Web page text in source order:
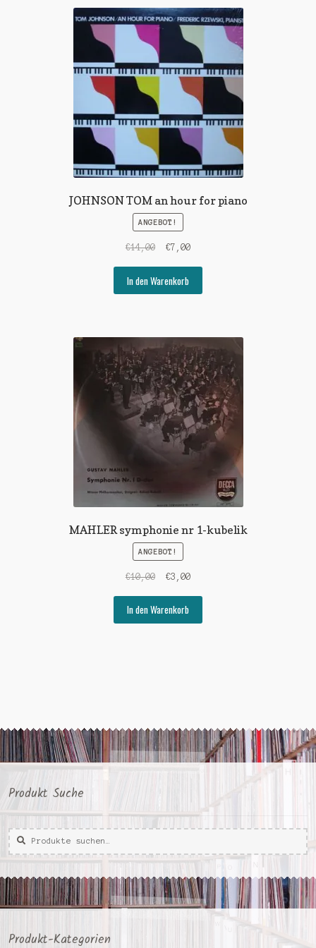
JOHNSON TOM an hour for piano
ANGEBOT!
€14,00
Ursprünglicher
war:
€14,00
€7,00Aktueller
€7,00.
In den Warenkorb
MAHLER symphonie nr 1-kubelik
ANGEBOT!
€10,00
Ursprünglicher
war:
€10,00
€3,00Aktueller
€3,00.
In den Warenkorb
Produkt Suche
Suche
nach:
Suche
Produkt-Kategorien